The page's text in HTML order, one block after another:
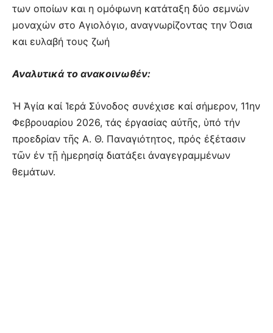
των οποίων και η ομόφωνη κατάταξη δύο σεμνών
μοναχών στο Αγιολόγιο, αναγνωρίζοντας την Όσια
και ευλαβή τους ζωή
Αναλυτικά το ανακοινωθέν:
Ἡ Ἁγία καί Ἱερά Σύνοδος συνέχισε καί σήμερον, 11ην
Φεβρουαρίου 2026, τάς ἐργασίας αὐτῆς, ὑπό τήν
προεδρίαν τῆς Α. Θ. Παναγιότητος, πρός ἐξέτασιν
τῶν ἐν τῇ ἡμερησίᾳ διατάξει ἀναγεγραμμένων
θεμάτων.